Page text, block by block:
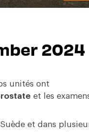
2024
unités ont
et les
et dans